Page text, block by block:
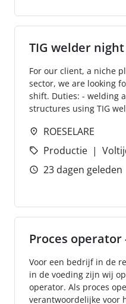
TIG welder
For our client, a niche
sector, we are looking
shift. Duties: - welding
structures using TIG
ROESELARE
Productie
23 dagen geleden
Proces operator
Voor een bedrijf in de
in de voeding zijn wij
operator. Als proces
verantwoordelijke voor